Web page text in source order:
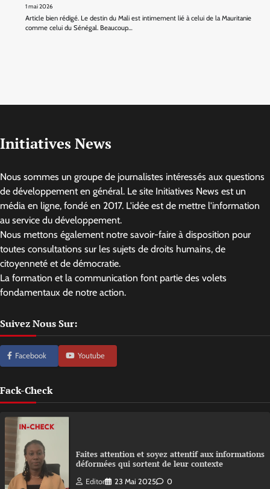
1 mai 2026
Article bien rédigé. Le destin du Mali est intimement lié à celui de la Mauritanie
comme celui du Sénégal. Beaucoup…
Initiatives News
Nous sommes un groupe de journalistes intéressés aux questions
de développement en général. Le site Initiatives News est un
média en ligne, fondé en 2017. L'idée est de mettre l'information
au service du développement.
Nous mettons également notre savoir-faire à disposition pour
toutes consultations sur les sujets de droits humains, de
citoyenneté et de démocratie.
La formation et la communication font partie des volets
fondamentaux de notre action.
Suivez Nous Sur:
Facebook Youtube
Fack-Check
Faites attention et soyez attentif aux informations
déformées qui sortent de leur contexte
Editor 23 Mai 2025 0